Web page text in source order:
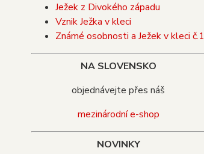
Ježek z Divokého západu
Vznik Ježka v kleci
Známé osobnosti a Ježek v kleci č.1
NA SLOVENSKO
objednávejte přes náš
mezinárodní e-shop
NOVINKY